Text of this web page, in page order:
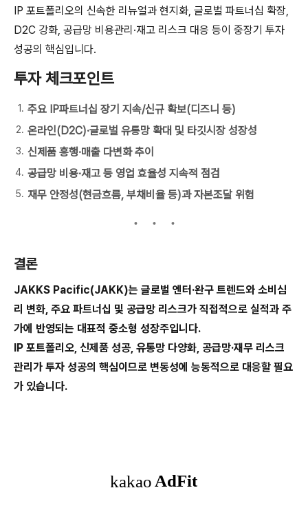
IP 포트폴리오의 신속한 리뉴얼과 현지화, 글로벌 파트너십 확장,
D2C 강화, 공급망 비용관리·재고 리스크 대응 등이 중장기 투자
성공의 핵심입니다.
투자 체크포인트
주요 IP파트너십 장기 지속/신규 확보(디즈니 등)
온라인(D2C)·글로벌 유통망 확대 및 타깃시장 성장성
신제품 흥행·매출 다변화 추이
공급망 비용·재고 등 영업 효율성 지속적 점검
재무 안정성(현금흐름, 부채비율 등)과 자본조달 위험
결론
JAKKS Pacific(JAKK)는 글로벌 엔터·완구 트렌드와 소비심
리 변화, 주요 파트너십 및 공급망 리스크가 직접적으로 실적과 주
가에 반영되는 대표적 중소형 성장주입니다.
IP 포트폴리오, 신제품 성공, 유통망 다양화, 공급망·재무 리스크
관리가 투자 성공의 핵심이므로 변동성에 능동적으로 대응할 필요
가 있습니다.